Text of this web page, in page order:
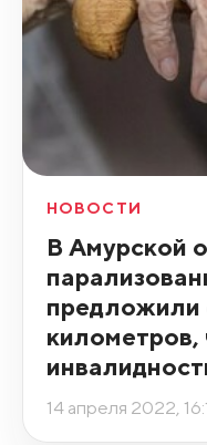
НОВОСТИ
В Амурской
предложили
километров,
14 апреля 2022,